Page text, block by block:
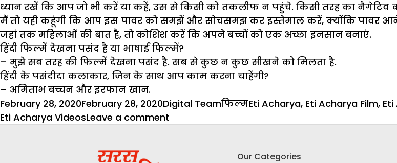
ध्यान रखें कि आप जो भी करें या कहें, उस से किसी को तकलीफ न पहुंचे. किसी तरह का
मैं तो यही कहूंगी कि आप इस पावर को समझें और सोचसमझ कर इस्तेमाल करें, क्योंकि पावर आने
जहां तक महिलाओं की बात है, तो कोशिश करें कि अपने बच्चों को एक अच्छा इनसान बनाएं.
हिंदी फिल्में देखना पसंद है या भाषाई फिल्में?
– मुझे सब तरह की फिल्में देखना पसंद है. सब से कुछ न कुछ सीखने को मिलता है.
हिंदी के पसंदीदा कलाकार, जिन के साथ आप काम करना चाहेंगी?
– अमिताभ बच्चन और इरफान खान.
Posted
on
February 28, 2020February 28, 2020Author
Digital TeamCategories
फिल्मTags
Eti Acharya, Eti Acharya Film,
Eti Acharya VideosLeave a comment
Our Categories